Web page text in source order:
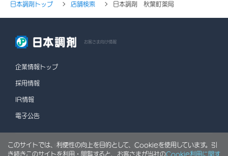
日本調剤トップ 店舗検索 日本調剤 秋葉町薬局
お客さま向け情報
企業情報トップ
採用情報
IR情報
電子公告
情報セキュリティポリシー 個人情報保護方針
このサイトでは、利便性の向上を目的として、Cookieを使用しています。引
き続きこのサイトを利用・閲覧すると、お客さまが当社のCookie利用に関す